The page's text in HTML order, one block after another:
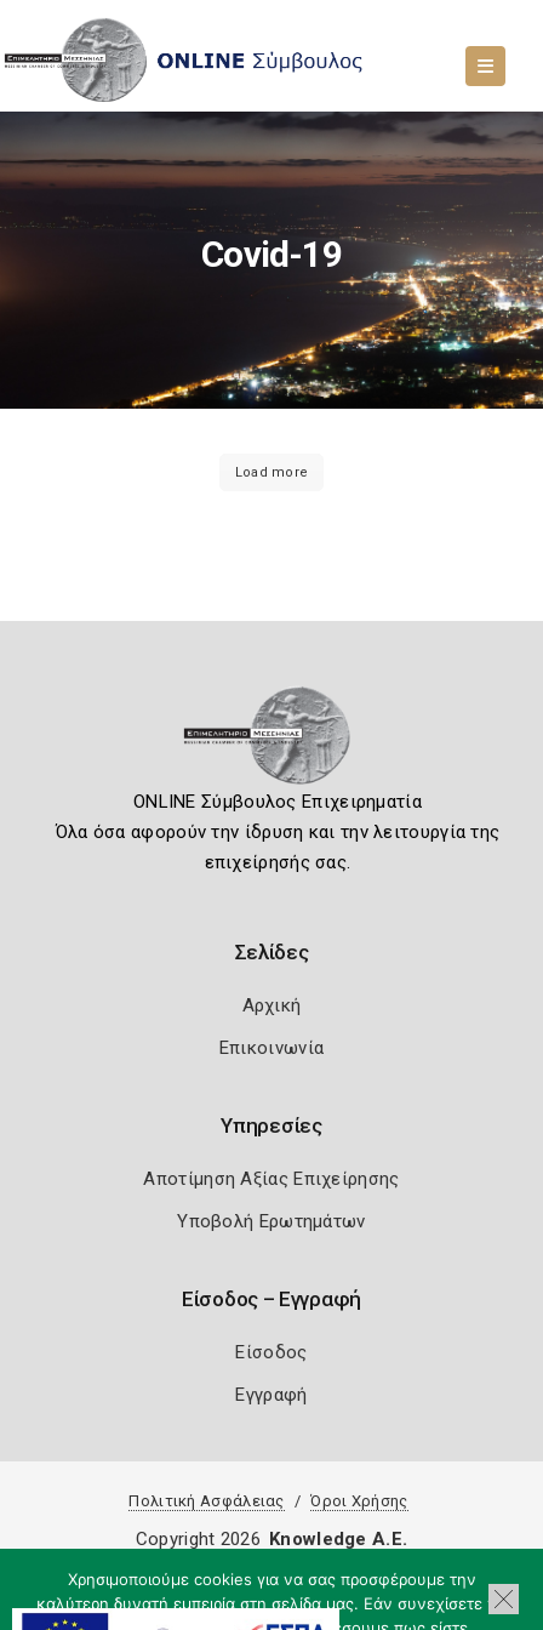
Covid-19
Load more
ONLINE Σύμβουλος Επιχειρηματία
Όλα όσα αφορούν την ίδρυση και την λειτουργία της
επιχείρησής σας.
Σελίδες
Αρχική
Επικοινωνία
Υπηρεσίες
Αποτίμηση Αξίας Επιχείρησης
Υποβολή Ερωτημάτων
Είσοδος – Εγγραφή
Είσοδος
Εγγραφή
Πολιτική Ασφάλειας Όροι Χρήσης
Χρησιμοποιούμε cookies για να σας προσφέρουμε την
καλύτερη δυνατή εμπειρία στη σελίδα μας. Εάν συνεχίσετε να
Copyright 2026 Knowledge A.E.